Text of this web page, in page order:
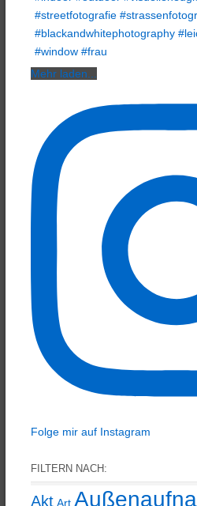
Mehr laden...
Folge mir auf Instagram
FILTERN NACH:
Akt Art